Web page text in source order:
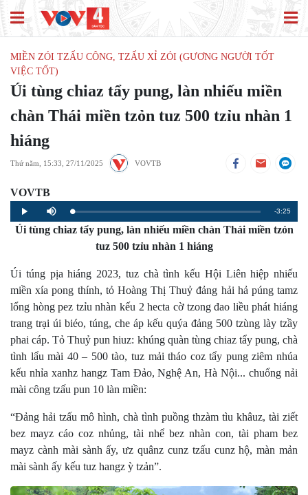
MIỀN ZÓI TZẤU CÔNG, TZẤU XỈ ZÓI (GƯƠNG NGƯỜI TỐT
VIỆC TỐT)
Úi tùng chiaz tẩy pung, làn nhiếu miền
chàn Thái miền tzỏn tuz 500 tzỉu nhàn 1
hiáng
Thứ năm, 15:33, 27/11/2025 VOVTB
VOVTB
Play Mute Loaded:
0%
Progress:
0%
Remaining
Time
-3:25
Úi tùng chiaz tẩy pung, làn nhiếu miền chàn Thái miền tzỏn
tuz 500 tzỉu nhàn 1 hiáng
Úi túng pịa hiáng 2023, tuz chà tình kếu Hội Liên hiệp nhiếu
miền xía pong thính, tỏ Hoàng Thị Thuỷ đảng hải hả púng tamz
lổng hòng pez tzỉu nhàn kếu 2 hecta cờ tzong đao liều phát hiáng
trang trại úi biéo, túng, che áp kếu quýa đảng 500 tzùng lày tzầy
phai cáp. Tỏ Thuỷ pun hiuz: khúng quàn tùng chiaz tẩy pung, chà
tình lẩu mài 40 – 500 tào, tuz mải tháo coz tẩy pung ziêm nhúa
kếu nhỉa xanhz hangz Tam Đảo, Nghệ An, Hà Nội... chuổng nải
mài công tzấu pun 10 làn miền:
“Đảng hải tzấu mô hình, chà tình puồng thzàm tìu khâuz, tài ziết
bez mayz cáo coz nhủng, tài nhể bez nhàn con, tài pham bez
mayz cành mài sành ấy, ưz quânz cunz tzấu cunz hộ, màn mản
mài sành ấy kếu tuz hangz ỳ tzản”.